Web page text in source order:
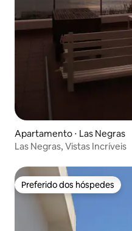
Apartamento ⋅ Las Negras
Las Negras, Vistas Incríveis
Preferido dos hóspedes
Preferido dos hóspedes